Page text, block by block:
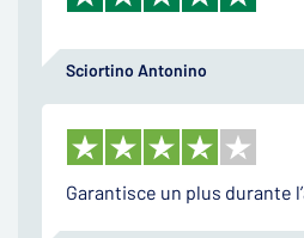
Sciortino Antonino
Garantisce un plus durante